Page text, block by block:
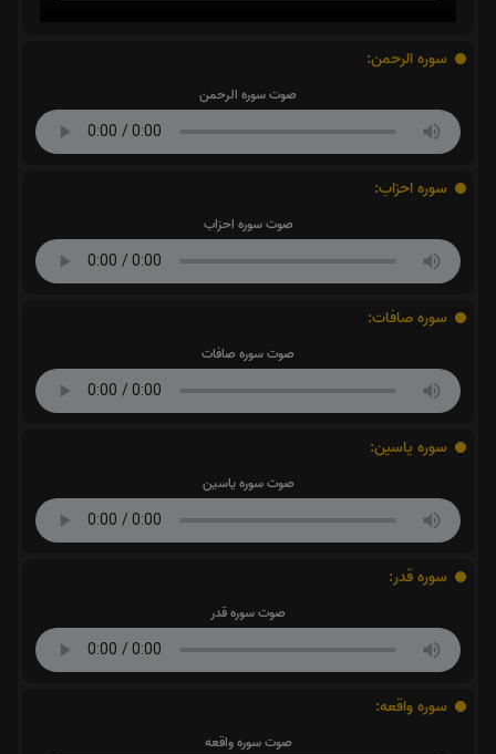
سوره الرحمن:
صوت سوره الرحمن
سوره احزاب:
صوت سوره احزاب
سوره صافات:
صوت سوره صافات
سوره یاسین:
صوت سوره یاسین
سوره قدر:
صوت سوره قدر
سوره واقعه:
صوت سوره واقعه